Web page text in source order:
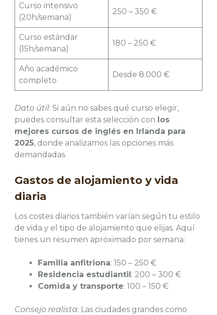
Curso intensivo
(20h/semana)
250 – 350 €
Curso estándar
(15h/semana)
180 – 250 €
Año académico
completo
Desde 8.000 €
Dato útil: Si aún no sabes qué curso elegir,
puedes consultar esta selección con los
mejores cursos de inglés en Irlanda para
2025, donde analizamos las opciones más
demandadas.
Gastos de alojamiento y vida
diaria
Los costes diarios también varían según tu estilo
de vida y el tipo de alojamiento que elijas. Aquí
tienes un resumen aproximado por semana:
Familia anfitriona: 150 – 250 €
Residencia estudiantil: 200 – 300 €
Comida y transporte: 100 – 150 €
Consejo realista: Las ciudades grandes como